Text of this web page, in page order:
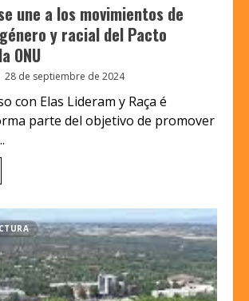
une a los movimientos de
y racial del Pacto
ONU
28 de septiembre de 2024
con Elas Lideram y Raça é
parte del objetivo de promover